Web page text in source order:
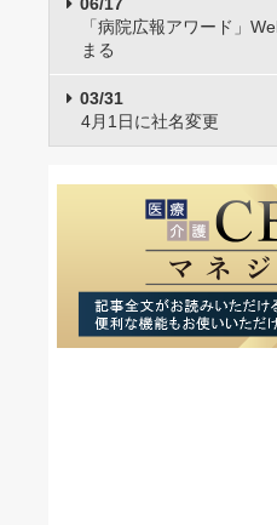
「病院広報アワード」
まる
03/31
4月1日に社名変更